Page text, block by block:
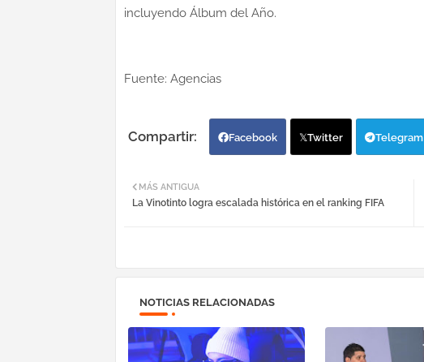
incluyendo Álbum del Año.
Fuente: Agencias
Facebook Twitter Telegram
MÁS ANTIGUA
La Vinotinto logra escalada histórica en el ranking FIFA
NOTICIAS RELACIONADAS